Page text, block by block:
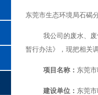
东莞市生态环境局石碣
我公司的废水、
暂行办法》，现把相关
项目名称： 东莞
建设单位： 东莞